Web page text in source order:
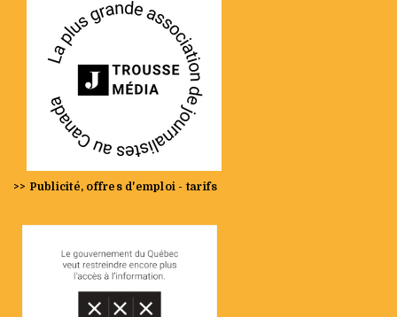
>> Publicité, offres d'emploi - tarifs